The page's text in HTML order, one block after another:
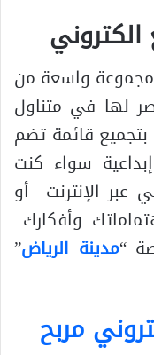
مجموعة واسعة من
لها في متناول
قائمة تضم
إبداعية سواء كنت
عبر الإنترنت أو
وأفكارك
“مدينة الرياض”
مربح